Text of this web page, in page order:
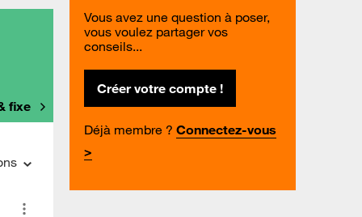
fixe
Vous avez une question à poser,
vous voulez partager vos
conseils...
Créer votre compte !
Déjà membre ? Connectez-vous
>